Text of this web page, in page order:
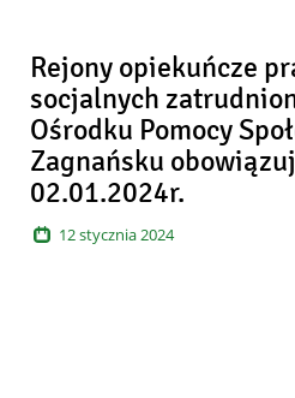
Rejony opiekuńcze
socjalnych
Ośrodku Pomocy
Zagnańsku
02.01.2024r.
12stycznia2024